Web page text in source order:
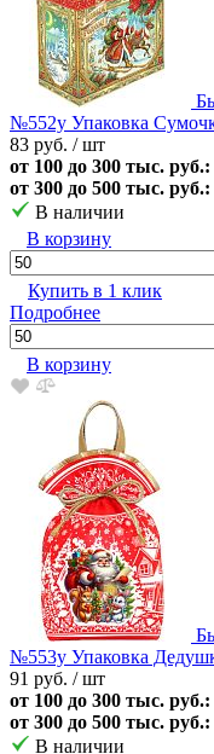
№552у Упаковка
83 руб. / шт
от 100 до 300 тыс.
от 300 до 500 тыс.
В наличии
В корзину
Купить в 1 клик
Подробнее
В корзину
№553у Упаковка
91 руб. / шт
от 100 до 300 тыс.
от 300 до 500 тыс.
В наличии